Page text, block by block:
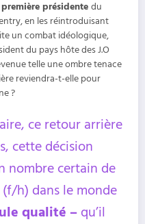
première présidente du
en les réintroduisant
un combat idéologique,
du pays hôte des J.O
telle une ombre tenace
reviendra-t-elle pour
?
ce retour arrière
cette décision
nombre certain de
h) dans le monde
qualité – qu’il